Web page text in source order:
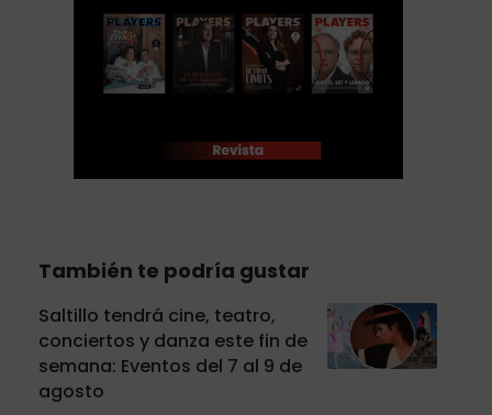
También te podría gustar
Saltillo tendrá cine, teatro,
conciertos y danza este fin de
semana: Eventos del 7 al 9 de
agosto